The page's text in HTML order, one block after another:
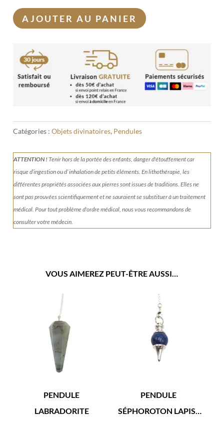
AJOUTER AU PANIER
Catégories :Objets divinatoires, Pendules
ATTENTION !Tenirhors de la portée des enfants, danger d'étouffement car
risque d’ingestion ou d’ inhalation de petits éléments.En lithothérapie, les
différentes propriétés associées aux pierres sont issues de traditions. Elles ne
sont pas prouvées scientifiquement et ne sauraient se substituer à un traitement
médical. Pour tout problème d'ordre médical, nous vous recommandons de
consulter votre médecin.
VOUS AIMEREZ PEUT-ÊTRE AUSSI…
PENDULE
LABRADORITE
PENDULE
SÉPHOROTON LAPIS-